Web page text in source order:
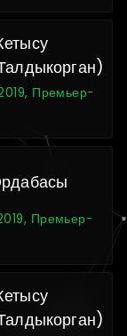
Премьер-
Премьер-